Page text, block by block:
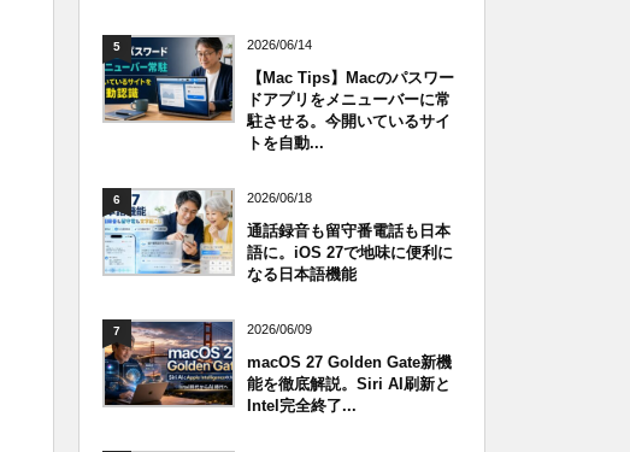
5 2026/06/14
【Mac Tips】Macのパスワー
ドアプリをメニューバーに常
駐させる。今開いているサイ
トを自動...
6 2026/06/18
通話録音も留守番電話も日本
語に。iOS 27で地味に便利に
なる日本語機能
7 2026/06/09
macOS 27 Golden Gate新機
能を徹底解説。Siri AI刷新と
Intel完全終了...